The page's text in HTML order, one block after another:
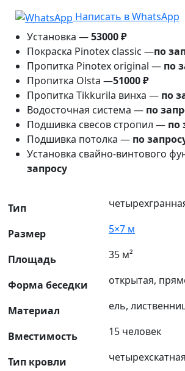
Написать в WhatsApp
Установка —53000 ₽
Покраска Pinotex classic —по
Пропитка Pinotex original — по
Пропитка Olsta —51000 ₽
Пропитка Tikkurila винха — по
Водосточная система — по
Подшивка свесов стропил — по
Подшивка потолка — по
Установка свайно-винтового
запросу
Тип
Размер 5×7 м
Площадь 35 м²
Форма беседки открытая,
Материал ель,
Вместимость 15 человек
Тип кровли